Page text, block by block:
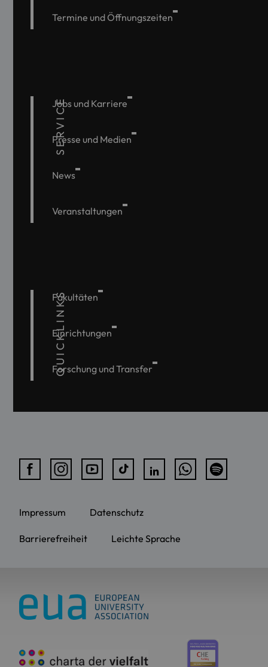
Termine und Öffnungszeiten
SERVICE
Jobs und Karriere
Presse und Medien
News
Veranstaltungen
QUICKLINKS
Fakultäten
Einrichtungen
Forschung und Transfer
Impressum Datenschutz
Barrierefreiheit Leichte Sprache